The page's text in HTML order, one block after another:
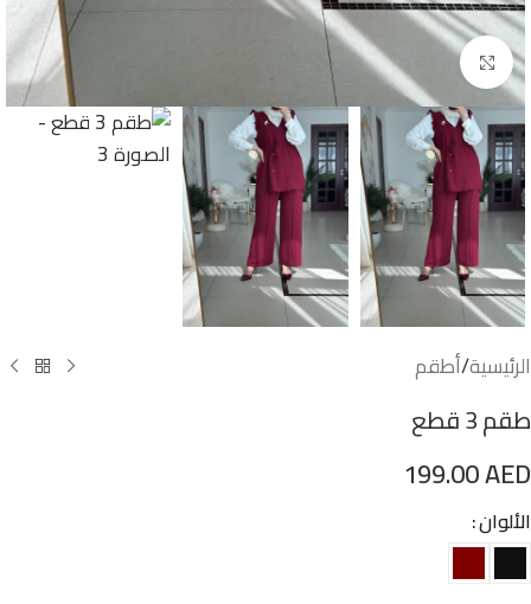
اضغط للتكبير
الرئيسية/أطقم
طقم 3 قطع
199.00AED
الألوان